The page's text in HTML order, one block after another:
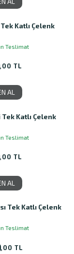
Katlı Çelenk
Teslimat
TL
AL
Katlı Çelenk
Teslimat
TL
AL
Tek Katlı Çelenk
Teslimat
,00 TL